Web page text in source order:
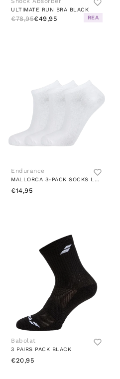
ULTIMATE RUN BRA BLACK
€78,95€49,95 REA
Endurance
MALLORCA 3-PACK SOCKS LOW CUT WHITE
€14,95
Babolat
3 PAIRS PACK BLACK
€20,95